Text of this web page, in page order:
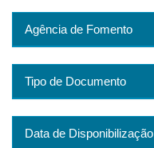
Agência de Fomento
Tipo de Documento
Data de Disponibilização